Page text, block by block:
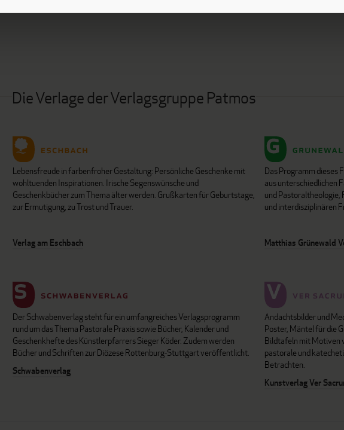
Die Verlage der Verlagsgruppe Patmos
Lebensfreude in farbenfroher Gestaltung: Persönliche Geschenke mit
wohltuenden Inspirationen. Irische Segenswünsche und
Geschenkbücher zum Thema älter werden. Grußkarten für Geburtstage,
zur Ermutigung, zu Trost und Trauer.
Verlag am Eschbach
Das Programm dieses
aus unterschiedlichen
und Pastoraltheologie,
und interdisziplinären
Matthias Grünewald
Der Schwabenverlag steht für ein umfangreiches Verlagsprogramm
rund um das Thema Pastorale Praxis sowie Bücher, Kalender und
Geschenkhefte des Künstlerpfarrers Sieger Köder. Zudem werden
Bücher und Schriften zur Diözese Rottenburg-Stuttgart veröffentlicht.
Schwabenverlag
Andachtsbilder und
Poster, Mäntel für die
Bildtafeln mit Motiven
pastorale und
Betrachten.
Kunstverlag Ver